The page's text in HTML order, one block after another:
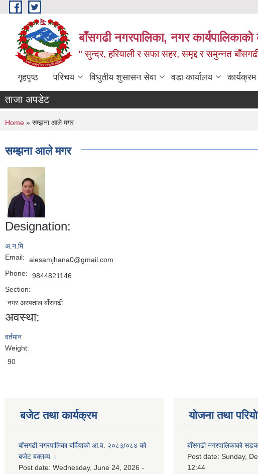
Skip to main content
बाँसगढी नगरपालिका, नगर कार्यपालिकाकाे
" सुन्दर, हरियाली र सफा सहर, समृद्द र समुन्नत
गृहपृष्ठ परिचय विधुतीय शुसासन सेवा वडा कार्यालय
ताजा अपडेट
You are here
Home » सम्झना आले मगर
सम्झना आले मगर
Designation:
अ.न.मि
Email:
alesamjhana0@gmail.com
Phone:
9844821146
Section:
नगर अस्पताल बाँसगढी
अवस्था:
वर्तमान
Weight:
90
बजेट तथा कार्यक्रम
बाँसगढी नगरपालिका बर्दियाको आ.व. २०८३/०८४ को
बजेट बक्तव्य ।
Post date: Wednesday, June 24, 2026 -
योजना तथा
बाँसगढी नगरपालिकाको
Post date: Sunday,
12:44